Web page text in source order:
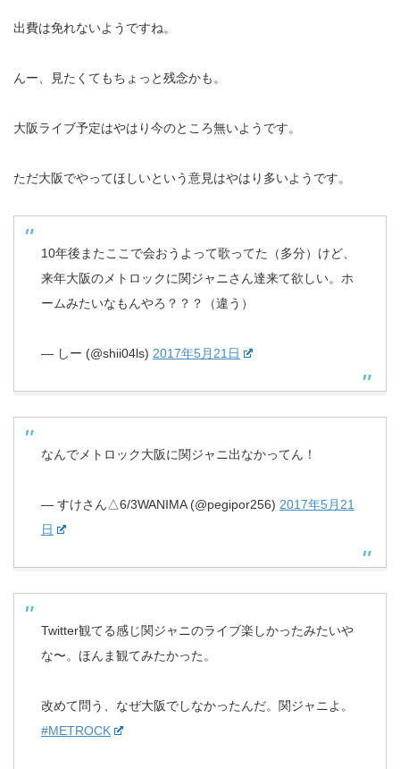
出費は免れないようですね。
んー、見たくてもちょっと残念かも。
大阪ライブ予定はやはり今のところ無いようです。
ただ大阪でやってほしいという意見はやはり多いようです。
10年後またここで会おうよって歌ってた（多分）けど、
来年大阪のメトロックに関ジャニさん達来て欲しい。ホ
ームみたいなもんやろ？？？（違う）
— しー (@shii04ls) 2017年5月21日
なんでメトロック大阪に関ジャニ出なかってん！
— すけさん△6/3WANIMA (@pegipor256) 2017年5月21
日
Twitter観てる感じ関ジャニのライブ楽しかったみたいや
な〜。ほんま観てみたかった。
改めて問う、なぜ大阪でしなかったんだ。関ジャニよ。
#METROCK